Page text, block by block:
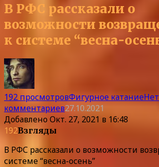
В РФС рассказали о
возможности
к системе “весна-
192 просмотровФигурное катаниеНет
комментариев27.10.2021
ДобавленоОкт. 27, 2021 в 16:48
192Взгляды
В РФС рассказали о возможности
системе “весна-осень”